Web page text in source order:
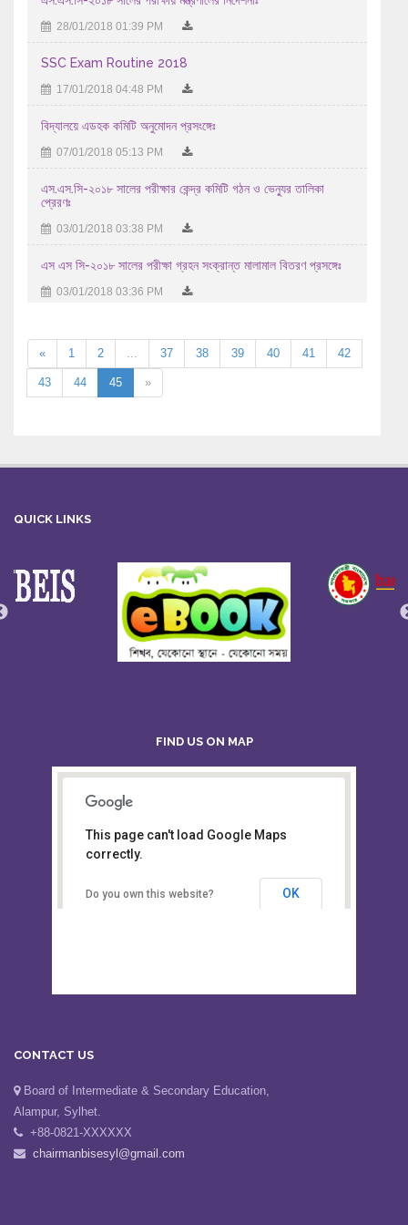
28/07/2026 12:07 PM
২০২৬ সালের এইচএসসি/সমমান পরীক্ষায় অংশগ্রহণ করতে ইচ্ছুক ...
27/07/2026 03:07 AM
প্রাইম মিনিস্টার্স গোল্ডকাপ ফুটবল টুর্নামেন্ট-২০২৬ ...
24/07/2026 12:07 PM
No Objection Certificate (NOC) for Debol Chandra Dash for ex
Bangladesh leave
23/07/2026 10:07 AM
এইচ এস সি-২০২৬ সালের পরীক্ষকের তালিকা (বিষয়ঃ Production
Management 1st Paper -286 )
28/01/2018 01:39 PM
SSC Exam Routine 2018
17/01/2018 04:48 PM
বিদ্যালয়ে এডহক কমিটি অনুমোদন প্রসংঙ্গেঃ
07/01/2018 05:13 PM
এস.এস.সি-২০১৮ সালের পরীক্ষার কেন্দ্র কমিটি গঠন ও ভেন্যুর তালিকা
প্রেরণঃ
03/01/2018 03:38 PM
এস এস সি-২০১৮ সালের পরীক্ষা গ্রহন সংক্রান্ত মালামাল বিতরণ প্রসঙ্গেঃ
03/01/2018 03:36 PM
« 1 2 37 38 39 40 41 42
43 44 45 »
QUICK LINKS
FIND US ON MAP
Board of Intermediate &
Secondary Education, Alampur,
This page can't load Google Maps
correctly.
Do you own this website? OK
CONTACT US
Board of Intermediate & Secondary Education,
Alampur, Sylhet.
+88-0821-XXXXXX
chairmanbisesyl@gmail.com